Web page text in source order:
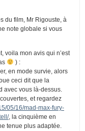
du film, Mr Rigouste, à
note globale si vous
voila mon avis qui n’est
) :
en mode survie, alors
ceci dit que la
avec vous là-dessus.
et regardez
05/16/mad-max-fury-
, la cinquième en
tenue plus adaptée.